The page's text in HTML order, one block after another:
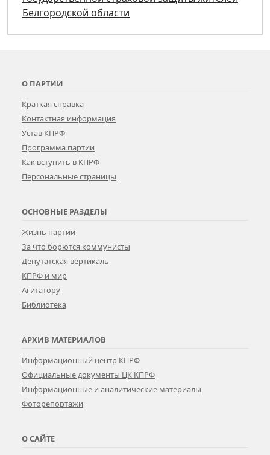
Белгородской области
О ПАРТИИ
Краткая справка
Контактная информация
Устав КПРФ
Программа партии
Как вступить в КПРФ
Персональные страницы
ОСНОВНЫЕ РАЗДЕЛЫ
Жизнь партии
За что борются коммунисты
Депутатская вертикаль
КПРФ и мир
Агитатору
Библиотека
АРХИВ МАТЕРИАЛОВ
Информационный центр КПРФ
Официальные документы ЦК КПРФ
Информационные и аналитические материалы
Фоторепортажи
О САЙТЕ